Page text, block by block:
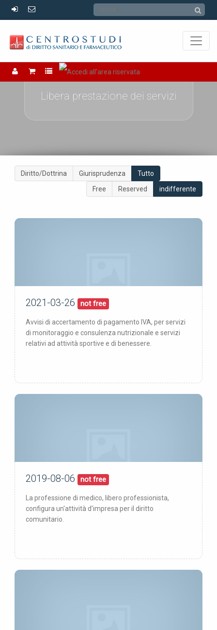
Libera prestazione dei servizi
Diritto/Dottrina Giurisprudenza
Tutto
Free
Reserved indifferente
pubblicata:26/03/21
2021-03-26 not free
Avvisi di accertamento di pagamento IVA, per servizi
di monitoraggio e consulenza nutrizionale e servizi
relativi ad attività sportive e di benessere.
pubblicata:06/08/19
2019-08-06 not free
La professione di medico, libero professionista,
configura un'attività d'impresa per il diritto
comunitario.